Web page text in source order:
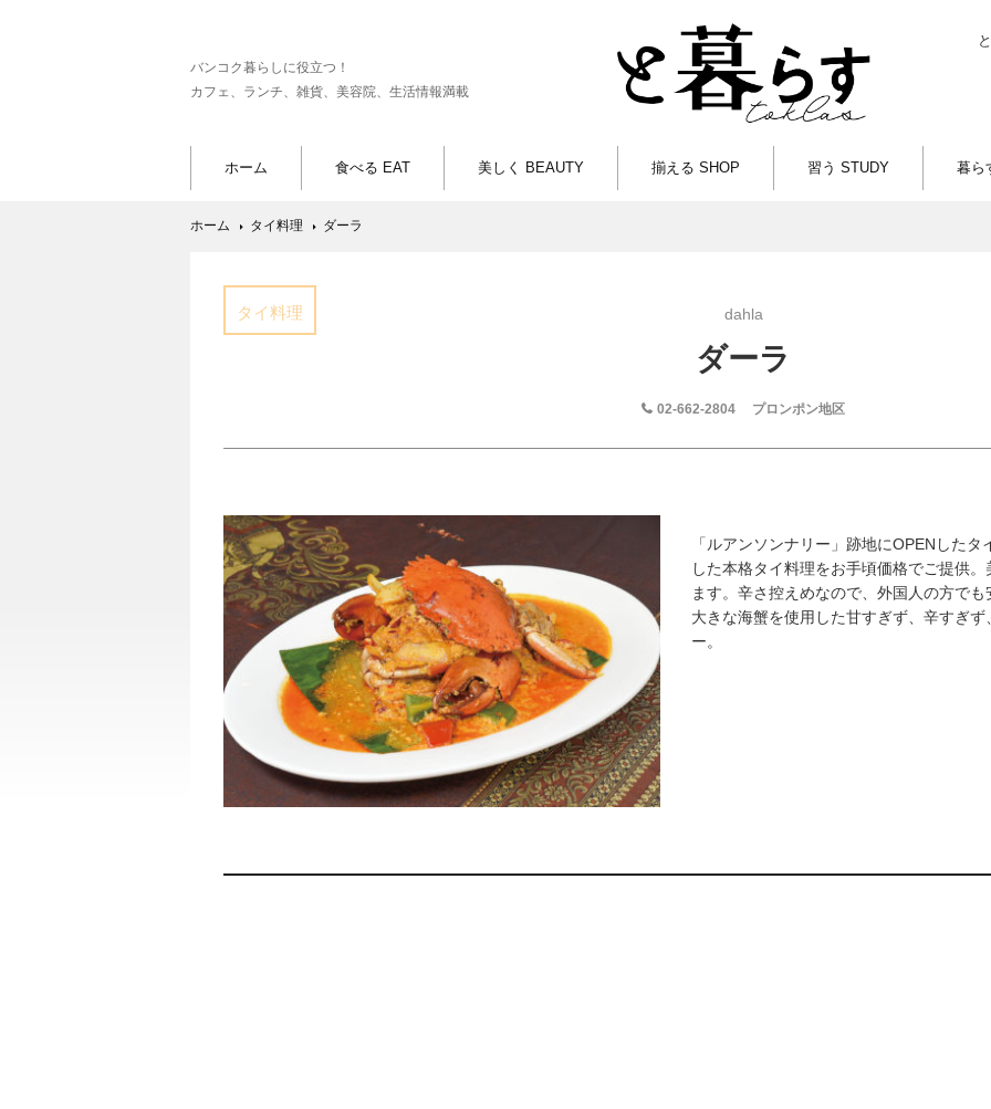
バンコク暮らしに役立つ！
カフェ、ランチ、雑貨、美容院、生活情報満載
ホーム 食べる EAT 美しく BEAUTY 揃える SHOP 習う STUDY 暮ら
ホーム タイ料理 ダーラ
タイ料理 dahla
ダーラ
02-662-2804 プロンポン地区
「ルアンソンナリー」跡地にOPENした
した本格タイ料理をお手頃価格でご提供
ます。辛さ控えめなので、外国人の方で
大きな海蟹を使用した甘すぎず、辛すぎ
ー。